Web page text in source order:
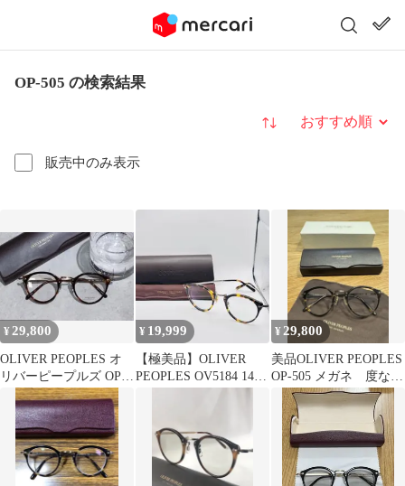
OP-505 の検索結果
販売中のみ表示
並び替え
¥ 29,800
OLIVER PEOPLES オ
リバーピープルズ OP-
505 DM 雅 眼鏡
¥ 19,999
【極美品】OLIVER
PEOPLES OV5184 1407
¥ 29,800
美品OLIVER PEOPLES
OP-505 メガネ 度なし
UVカットレンズ